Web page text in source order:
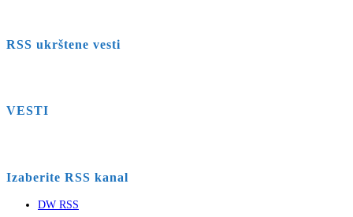
RSS ukrštene vesti
VESTI
Izaberite RSS kanal
DW RSS